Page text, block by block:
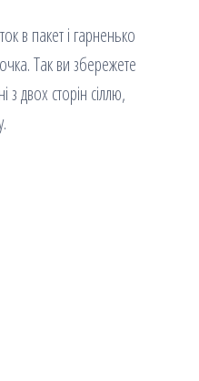
в пакет і гарненько
Так ви збережете
двох сторін сіллю,